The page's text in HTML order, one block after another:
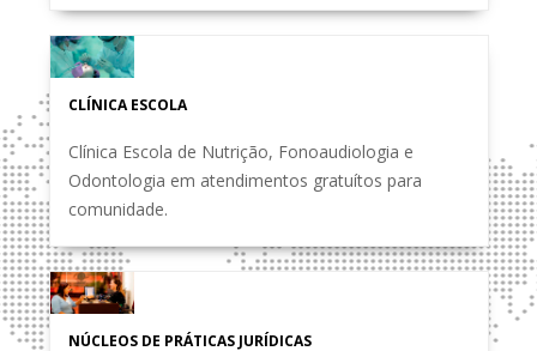
CLÍNICA ESCOLA
Clínica Escola de Nutrição, Fonoaudiologia e
Odontologia em atendimentos gratuítos para
comunidade.
NÚCLEOS DE PRÁTICAS JURÍDICAS